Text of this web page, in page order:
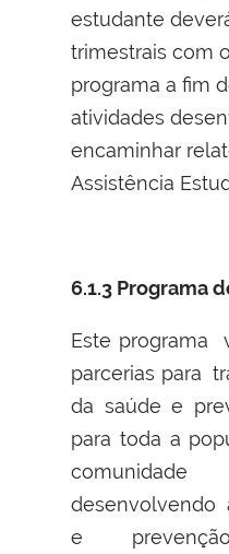
estudante
trimestrais com
programa a fim
atividades
encaminhar
Assistência
6.1.3 Programa
Este programa
parcerias para
da saúde e
para toda a
desenvolvendo
e